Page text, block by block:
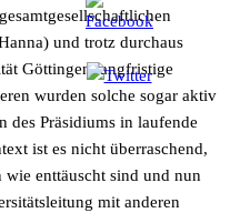
und trotz durchaus
Göttingen langfristige
wurden solche sogar aktiv
des Präsidiums in laufende
ist es nicht überraschend,
wie enttäuscht sind und nun
mit anderen